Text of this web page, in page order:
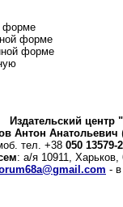
форме
форме
форме
Издательский центр
Антон Анатольевич
тел. +38 050 13579-
: а/я 10911,
-